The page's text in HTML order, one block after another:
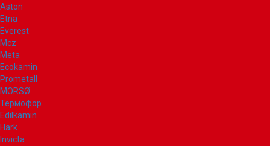
Aston
Etna
Everest
Mcz
Meta
Ecokamin
Prometall
MORSØ
Термофор
Edilkamin
Hark
Invicta